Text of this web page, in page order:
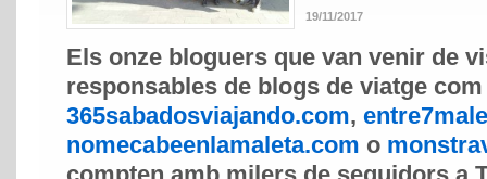
19/11/2017
Els onze bloguers que van venir de
responsables de blogs de viatge com
365sabadosviajando.com,
nomecabeenlamaleta.com o